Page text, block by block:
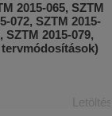
2015-065, SZTM
072, SZTM 2015-
SZTM 2015-079,
tervmódosítások)
Letöltés